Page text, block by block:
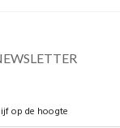
op de hoogte